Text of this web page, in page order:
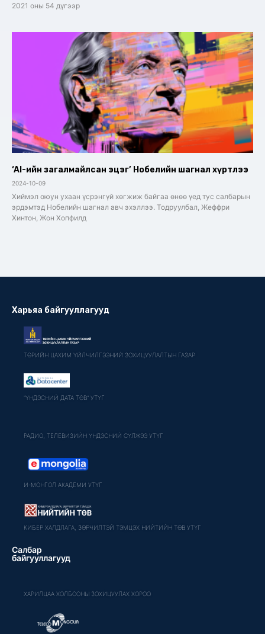
2021 оны 54 дүгээр
‘AI-ийн загалмайлсан эцэг’ Нобелийн шагнал хүртлээ
2024-10-09
Хиймэл оюун ухаан үсрэнгүй хөгжиж байгаа өнөө үед тус салбарын
эрдэмтэд Нобелийн шагнал авч эхэллээ. Тодруулбал, Жеффри
Хинтон, Жон Хопфилд
Харьяа байгууллагууд
ТӨРИЙН ЦАХИМ ҮЙЛЧИЛГЭЭНИЙ ЗОХИЦУУЛАЛТЫН ГАЗАР
"ҮНДЭСНИЙ ДАТА ТӨВ" УТҮГ
РАДИО, ТЕЛЕВИЗИЙН ҮНДЭСНИЙ СҮЛЖЭЭ УТҮГ
И-МОНГОЛ АКАДЕМИ УТҮГ
КИБЕР ХАЛДЛАГА, ЗӨРЧИЛТЭЙ ТЭМЦЭХ НИЙТИЙН ТӨВ УТҮГ
Салбар
байгууллагууд
ХАРИЛЦАА ХОЛБООНЫ ЗОХИЦУУЛАХ ХОРОО